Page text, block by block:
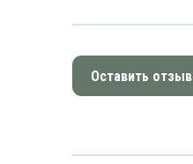
Оставить отзыв